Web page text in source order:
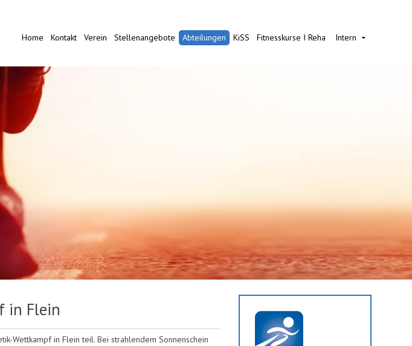
Home Kontakt Verein Stellenangebote Abteilungen KiSS Fitnesskurse I Reha Intern
in Flein
Wettkampf in Flein teil. Bei strahlendem Sonnenschein